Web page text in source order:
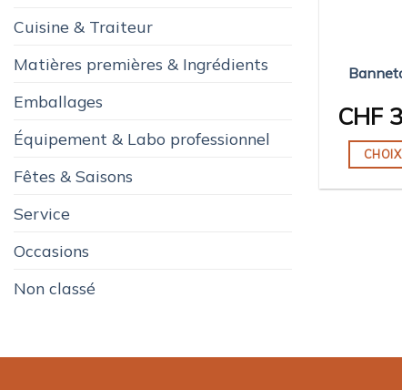
Cuisine & Traiteur
Matières premières & Ingrédients
Emballages
Équipement & Labo professionnel
Fêtes & Saisons
Service
Occasions
Non classé
CHF